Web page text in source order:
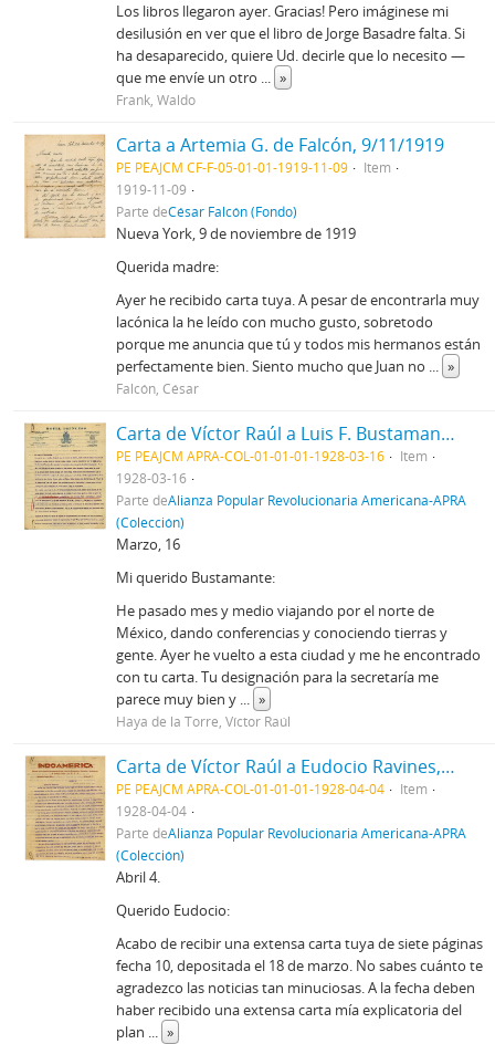
Los libros llegaron ayer. Gracias! Pero imáginese mi
desilusión en ver que el libro de Jorge Basadre falta. Si
ha desaparecido, quiere Ud. decirle que lo necesito —
que me envíe un otro ... »
Frank, Waldo
Carta a Artemia G. de Falcón, 9/11/1919
PE PEAJCM CF-F-05-01-01-1919-11-09
Item
1919-11-09
Parte deCésar Falcón (Fondo)
Nueva York, 9 de noviembre de 1919
Querida madre:
Ayer he recibido carta tuya. A pesar de encontrarla muy
lacónica la he leído con mucho gusto, sobretodo
porque me anuncia que tú y todos mis hermanos están
perfectamente bien. Siento mucho que Juan no ... »
Falcón, César
Carta de Víctor Raúl a Luis F. Bustamante, 16/03/1928
PE PEAJCM APRA-COL-01-01-01-1928-03-16
Item
1928-03-16
Parte deAlianza Popular Revolucionaria Americana-APRA
(Colección)
Marzo, 16
Mi querido Bustamante:
He pasado mes y medio viajando por el norte de
México, dando conferencias y conociendo tierras y
gente. Ayer he vuelto a esta ciudad y me he encontrado
con tu carta. Tu designación para la secretaría me
parece muy bien y ... »
Haya de la Torre, Víctor Raúl
Carta de Víctor Raúl a Eudocio Ravines, 4/4/1928
PE PEAJCM APRA-COL-01-01-01-1928-04-04
Item
1928-04-04
Parte deAlianza Popular Revolucionaria Americana-APRA
(Colección)
Abril 4.
Querido Eudocio:
Acabo de recibir una extensa carta tuya de siete páginas
fecha 10, depositada el 18 de marzo. No sabes cuánto te
agradezco las noticias tan minuciosas. A la fecha deben
haber recibido una extensa carta mía explicatoria del
plan ... »